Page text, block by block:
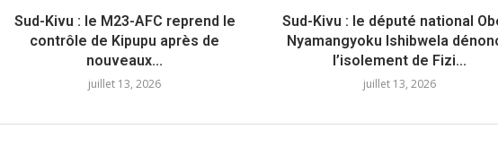
Sud-Kivu : le M23-AFC reprend le
contrôle de Kipupu après de
nouveaux...
juillet 13, 2026
Sud-Kivu : le député national
Nyamangyoku Ishibwela
l’isolement de Fizi...
juillet 13, 2026